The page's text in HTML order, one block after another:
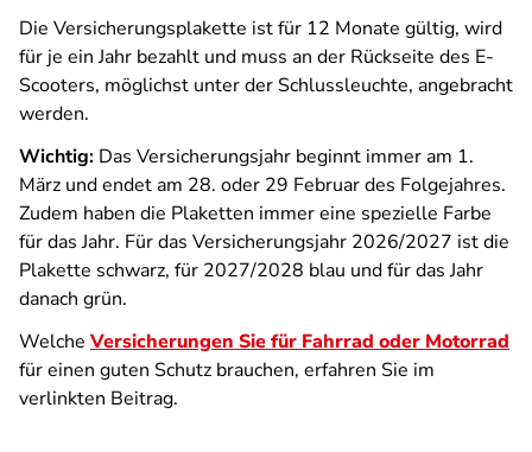
Die Versicherungsplakette ist für 12 Monate gültig, wird
für je ein Jahr bezahlt und muss an der Rückseite des E-
Scooters, möglichst unter der Schlussleuchte, angebracht
werden.
Wichtig: Das Versicherungsjahr beginnt immer am 1.
März und endet am 28. oder 29 Februar des Folgejahres.
Zudem haben die Plaketten immer eine spezielle Farbe
für das Jahr. Für das Versicherungsjahr 2026/2027 ist die
Plakette schwarz, für 2027/2028 blau und für das Jahr
danach grün.
Welche Versicherungen Sie für Fahrrad oder Motorrad
für einen guten Schutz brauchen, erfahren Sie im
verlinkten Beitrag.